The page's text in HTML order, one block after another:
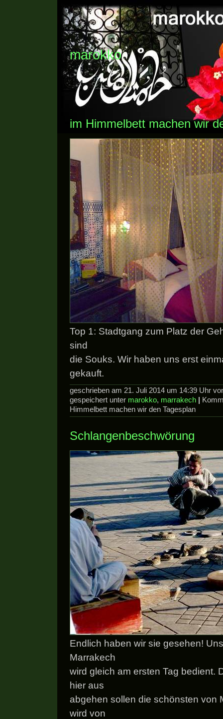
marokko
im Himmelbett machen wir
Top 1: Stadtgang zum Platz der
sind
die Souks. Wir haben uns erst
gekauft.
geschrieben am 21. Juli 2014 um 14:39 Uhr
gespeichert unter marokko, marrakech
Himmelbett machen wir den Tagesplan
Schlangenbeschwörung
Endlich haben wir sie gesehen!
Marrakech
wird gleich am ersten Tag bedient.
hier aus
abgehen sollen die schönsten von
wird von